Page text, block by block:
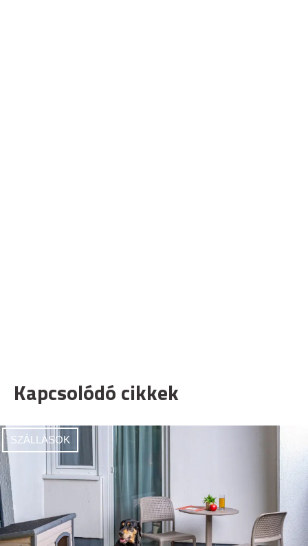
Kapcsolódó cikkek
SZÁLLÁSOK